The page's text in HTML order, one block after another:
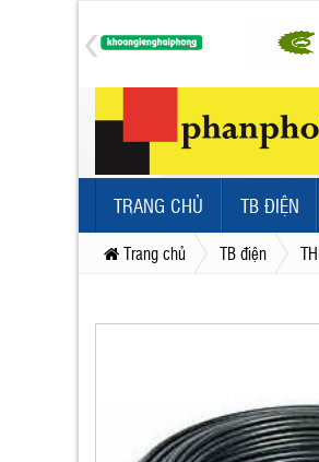
TRANG CHỦ TB ĐIỆN
Trang chủ TB điện